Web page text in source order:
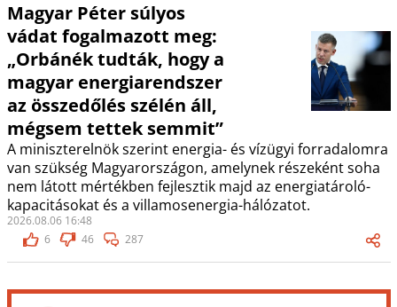
Magyar Péter súlyos
vádat fogalmazott meg:
„Orbánék tudták, hogy a
magyar energiarendszer
az összedőlés szélén áll,
mégsem tettek semmit”
A miniszterelnök szerint energia- és vízügyi forradalomra
van szükség Magyarországon, amelynek részeként soha
nem látott mértékben fejlesztik majd az energiatároló-
kapacitásokat és a villamosenergia-hálózatot.
2026.08.06 16:48
6
46 287